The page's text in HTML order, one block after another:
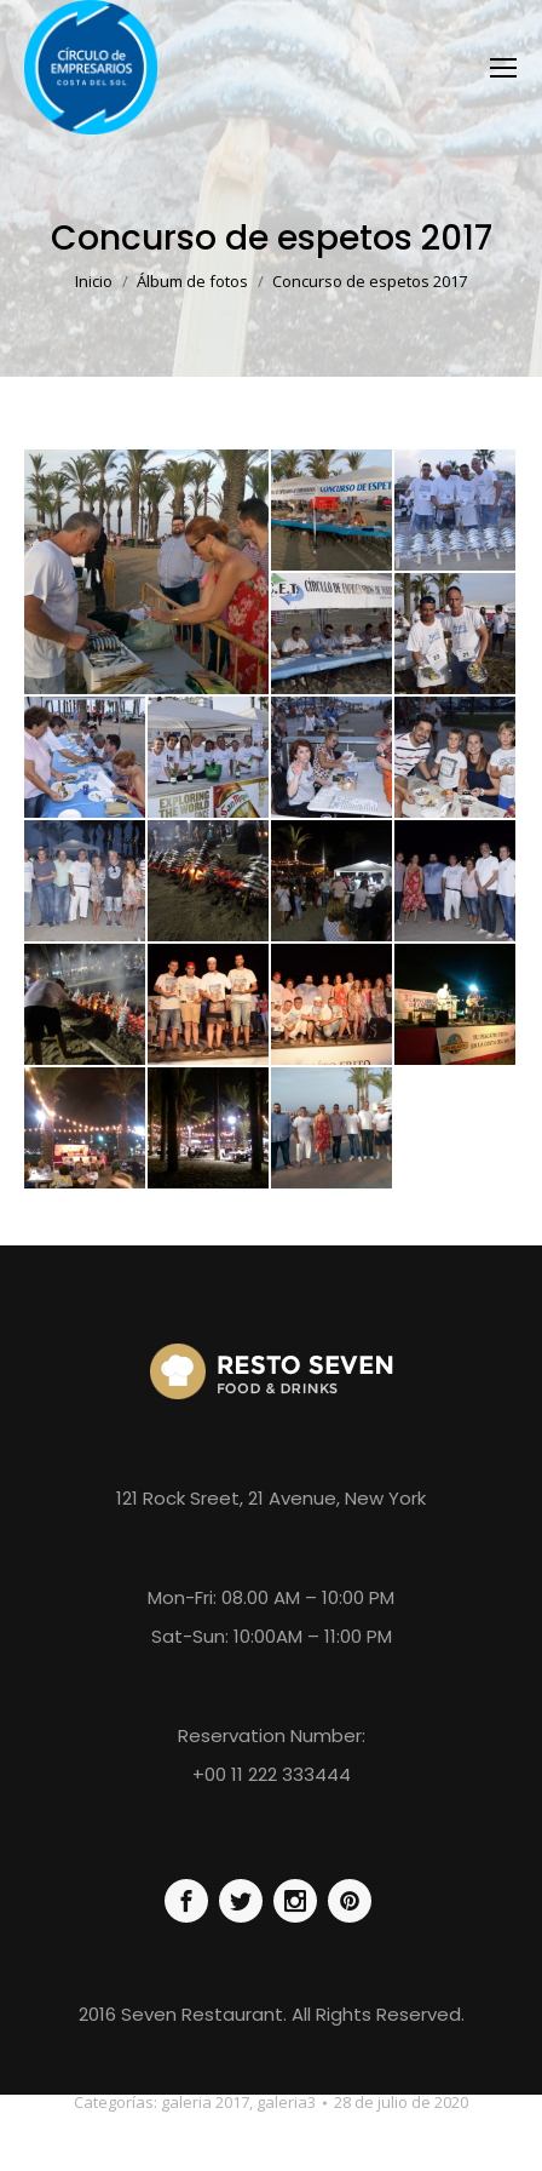
Concurso de espetos 2017
Estás aquí:
Inicio Álbum de fotos Concurso de espetos 2017
121 Rock Sreet, 21 Avenue, New York
Mon-Fri: 08.00 AM – 10:00 PM
Sat-Sun: 10:00AM – 11:00 PM
Reservation Number:
+00 11 222 333444
2016 Seven Restaurant. All Rights Reserved.
Categorías:galeria 2017,galeria3 28 de julio de 2020